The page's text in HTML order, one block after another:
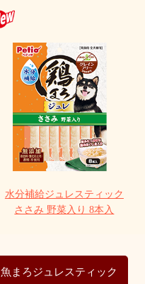
水分補給ジュレスティック
ささみ 野菜入り 8本入
魚まろジュレスティック